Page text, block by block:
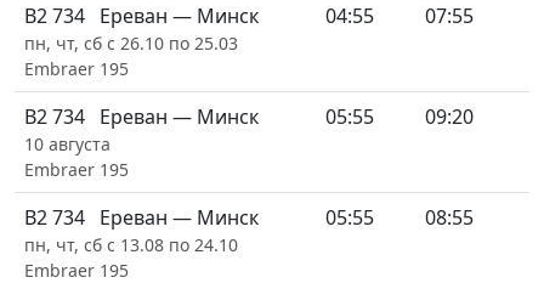
B2 734 Ереван — Минск
пн, чт, сб с 26.10 по 25.03
Embraer 195
04:55 07:55
B2 734 Ереван — Минск
10 августа
Embraer 195
05:55 09:20
B2 734 Ереван — Минск
пн, чт, сб с 13.08 по 24.10
Embraer 195
05:55 08:55